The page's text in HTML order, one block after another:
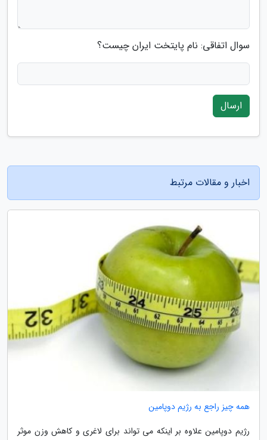
سوال اتفاقی: نام پایتخت ایران چیست؟
ارسال
اخبار و مقالات مرتبط
همه چیز راجع به رژیم دوپامین
رژیم دوپامین علاوه بر اینکه می تواند برای لاغری و کاهش وزن موثر